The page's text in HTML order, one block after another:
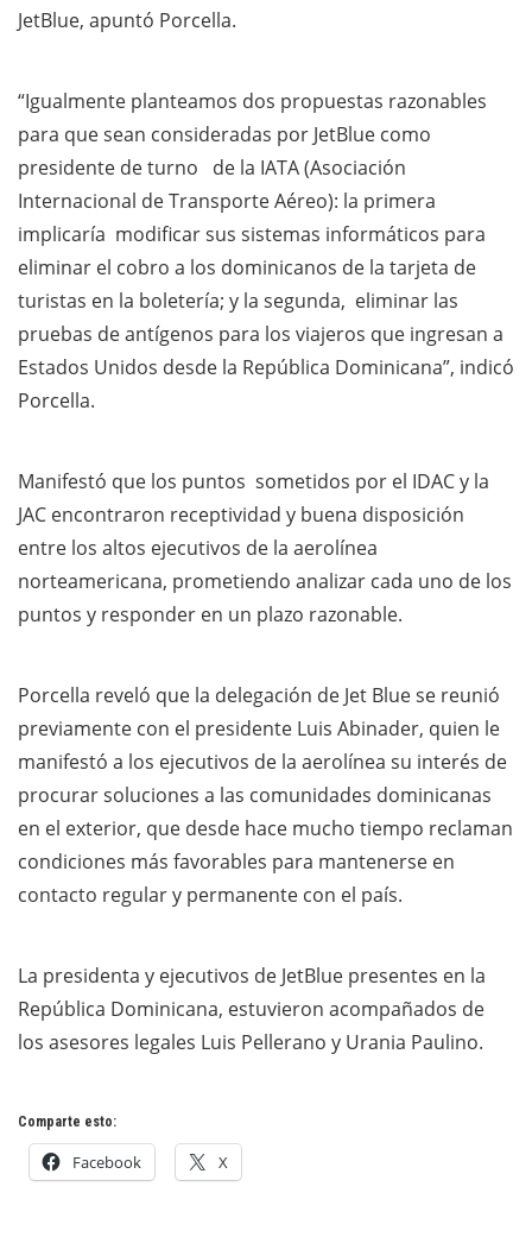
JetBlue, apuntó Porcella.
“Igualmente planteamos dos propuestas razonables
para que sean consideradas por JetBlue como
presidente de turno de la IATA (Asociación
Internacional de Transporte Aéreo): la primera
implicaría modificar sus sistemas informáticos para
eliminar el cobro a los dominicanos de la tarjeta de
turistas en la boletería; y la segunda, eliminar las
pruebas de antígenos para los viajeros que ingresan a
Estados Unidos desde la República Dominicana”, indicó
Porcella.
Manifestó que los puntos sometidos por el IDAC y la
JAC encontraron receptividad y buena disposición
entre los altos ejecutivos de la aerolínea
norteamericana, prometiendo analizar cada uno de los
puntos y responder en un plazo razonable.
Porcella reveló que la delegación de Jet Blue se reunió
previamente con el presidente Luis Abinader, quien le
manifestó a los ejecutivos de la aerolínea su interés de
procurar soluciones a las comunidades dominicanas
en el exterior, que desde hace mucho tiempo reclaman
condiciones más favorables para mantenerse en
contacto regular y permanente con el país.
La presidenta y ejecutivos de JetBlue presentes en la
República Dominicana, estuvieron acompañados de
los asesores legales Luis Pellerano y Urania Paulino.
Comparte esto:
Facebook X